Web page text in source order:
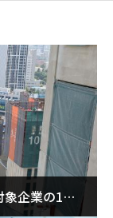
企業の1割